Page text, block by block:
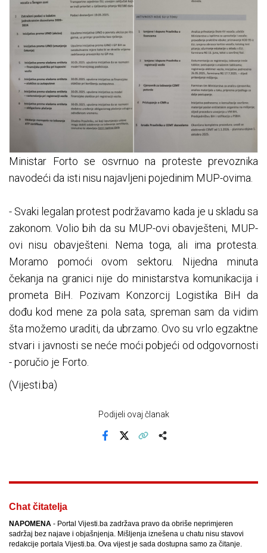
Ministar Forto se osvrnuo na proteste prevoznika
navodeći da isti nisu najavljeni pojedinim MUP-ovima.
- Svaki legalan protest podržavamo kada je u skladu sa
zakonom. Volio bih da su MUP-ovi obavješteni, MUP-
ovi nisu obavješteni. Nema toga, ali ima protesta.
Moramo pomoći ovom sektoru. Nijedna minuta
čekanja na granici nije do ministarstva komunikacija i
prometa BiH. Pozivam Konzorcij Logistika BiH da
dođu kod mene za pola sata, spreman sam da vidim
šta možemo uraditi, da ubrzamo. Ovo su vrlo egzaktne
stvari i javnosti se neće moći pobjeći od odgovornosti
- poručio je Forto.
(Vijesti.ba)
Podijeli ovaj članak
Chat čitatelja
NAPOMENA - Portal Vijesti.ba zadržava pravo da obriše neprimjeren
sadržaj bez najave i objašnjenja. Mišljenja iznešena u chatu nisu stavovi
redakcije portala Vijesti.ba. Ova vijest je sada dostupna samo za čitanje.